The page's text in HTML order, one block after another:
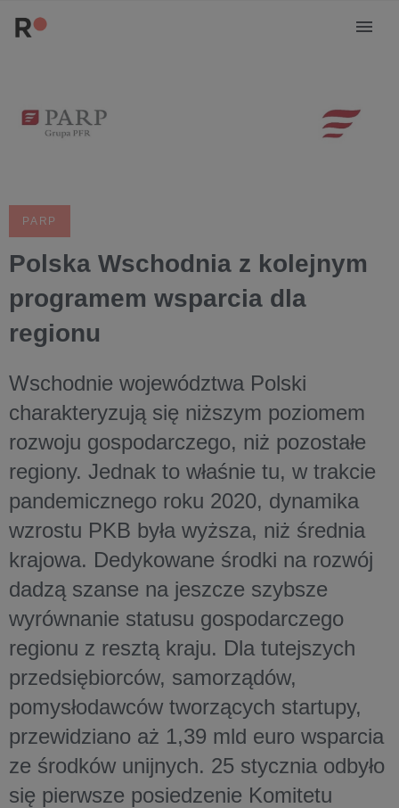
PARP
Polska Wschodnia z kolejnym
programem wsparcia dla
regionu
Wschodnie województwa Polski
charakteryzują się niższym poziomem
rozwoju gospodarczego, niż pozostałe
regiony. Jednak to właśnie tu, w trakcie
pandemicznego roku 2020, dynamika
wzrostu PKB była wyższa, niż średnia
krajowa. Dedykowane środki na rozwój
dadzą szanse na jeszcze szybsze
wyrównanie statusu gospodarczego
regionu z resztą kraju. Dla tutejszych
przedsiębiorców, samorządów,
pomysłodawców tworzących startupy,
przewidziano aż 1,39 mld euro wsparcia
ze środków unijnych. 25 stycznia odbyło
się pierwsze posiedzenie Komitetu